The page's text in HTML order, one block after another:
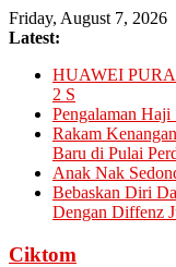
Skip
to
Friday, August 7, 2026
Latest:
HUAWEI
2 S
Pengalaman
Rakam
Baru di Pulai
Anak Nak
Bebaskan Diri
Dengan Diffenz
Ciktom